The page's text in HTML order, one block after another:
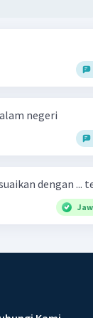
negeri
dengan ...